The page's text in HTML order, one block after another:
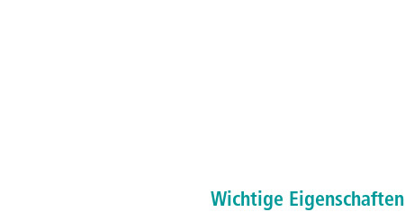
Wichtige Eigenschaften